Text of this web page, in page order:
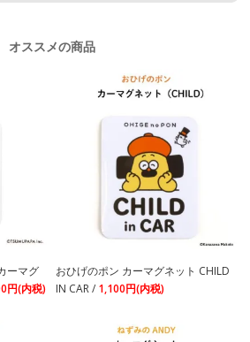
オススメの商品
ーマグ
円(内税)
おひげのポン カーマグネット CHILD
IN CAR / 1,100円(内税)